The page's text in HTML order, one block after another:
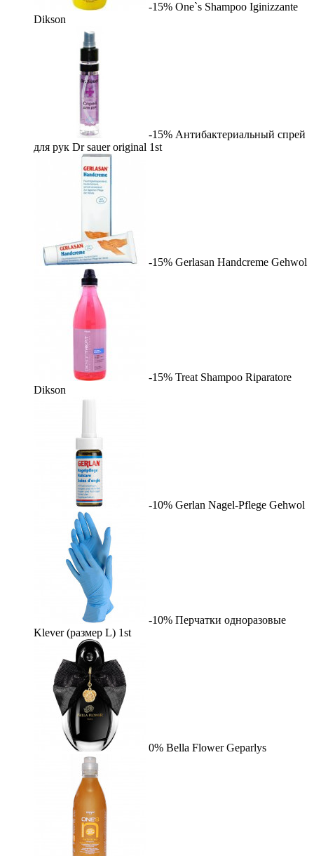
-15% One`s Shampoo Iginizzante
Dikson
-15% Антибактериальный спрей
для рук Dr sauer original 1st
-15% Gerlasan Handcreme Gehwol
-15% Treat Shampoo Riparatore
Dikson
-10% Gerlan Nagel-Pflege Gehwol
-10% Перчатки одноразовые
Klever (размер L) 1st
0% Bella Flower Geparlys